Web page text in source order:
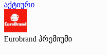
აქტიური
Eurobrand პრემიუმი